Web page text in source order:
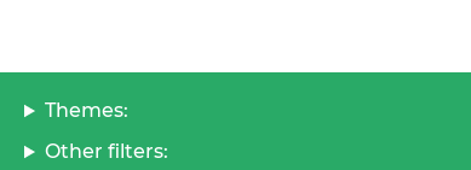
Themes:
Other filters: